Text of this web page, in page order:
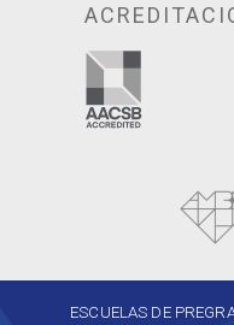
ESCUELAS DE